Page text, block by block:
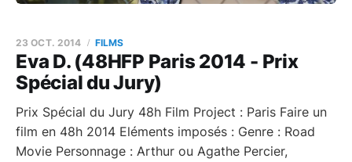
Eva D. (48HFP Paris 2014 - Prix
Spécial du Jury)
23 OCT. 2014 FILMS
Prix Spécial du Jury 48h Film Project : Paris Faire un
film en 48h 2014 Eléments imposés : Genre : Road
Movie Personnage : Arthur ou Agathe Percier,